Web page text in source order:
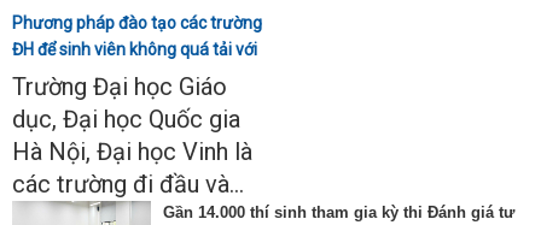
Phương pháp đào tạo các trường
ĐH để sinh viên không quá tải với
ngành Sư phạm Khoa học tự
nhiên
Trường Đại học Giáo
dục, Đại học Quốc gia
Hà Nội, Đại học Vinh là
các trường đi đầu và...
Gần 14.000 thí sinh tham gia kỳ thi Đánh giá tư